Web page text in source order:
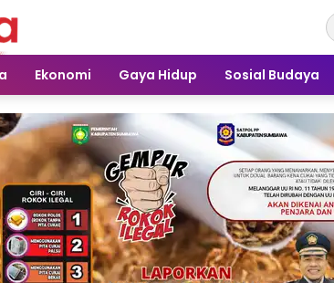
Ekonomi Gaya Hidup Sosial Budaya